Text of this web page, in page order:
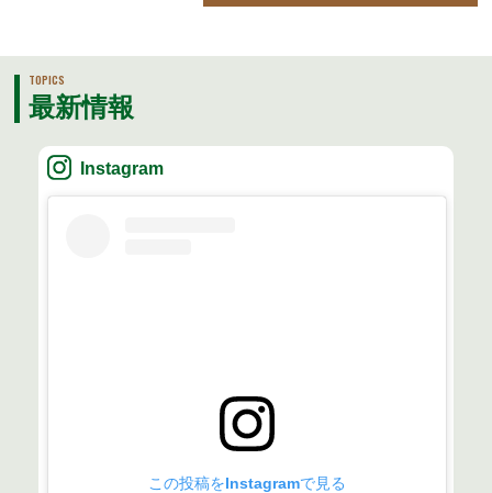
TOPICS
最新情報
Instagram
この投稿をInstagramで見る